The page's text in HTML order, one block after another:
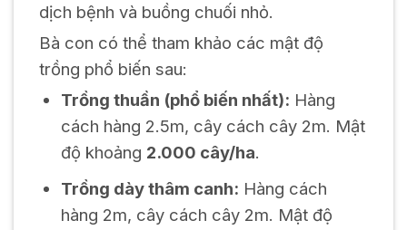
dịch bệnh và buồng chuối nhỏ.
Bà con có thể tham khảo các mật độ
trồng phổ biến sau:
Trồng thuần (phổ biến nhất): Hàng
cách hàng 2.5m, cây cách cây 2m. Mật
độ khoảng 2.000 cây/ha.
Trồng dày thâm canh: Hàng cách
hàng 2m, cây cách cây 2m. Mật độ